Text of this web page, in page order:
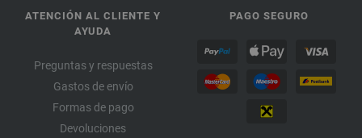
ATENCIÓN AL CLIENTE Y
AYUDA
Preguntas y respuestas
Gastos de envío
Formas de pago
Devoluciones
PAGO SEGURO